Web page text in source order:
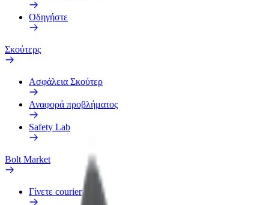
Οδηγήστε
Σκούτερς
Ασφάλεια Σκούτερ
Αναφορά προβλήματος
Safety Lab
Bolt Market
Γίνετε courier